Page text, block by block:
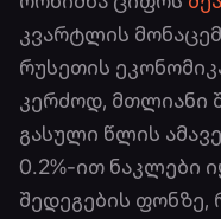
კვარტლის
რუსეთის
კერძოდ, მთლიანი
გასული წლის
0.2%-ით ნაკლები
შედეგების ფონზე,